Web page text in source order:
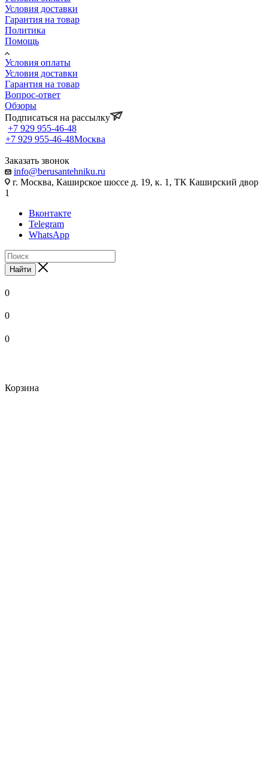
Условия доставки
Гарантия на товар
Политика
Помощь
Условия оплаты
Условия доставки
Гарантия на товар
Вопрос-ответ
Обзоры
Подписаться на рассылку
+7 929 955-46-48
+7 929 955-46-48Москва
Заказать звонок
info@berusantehniku.ru
г. Москва, Каширское шоссе д. 19, к. 1, ТК Каширский двор
1
Вконтакте
Telegram
WhatsApp
Найти
0
0
0
Корзина